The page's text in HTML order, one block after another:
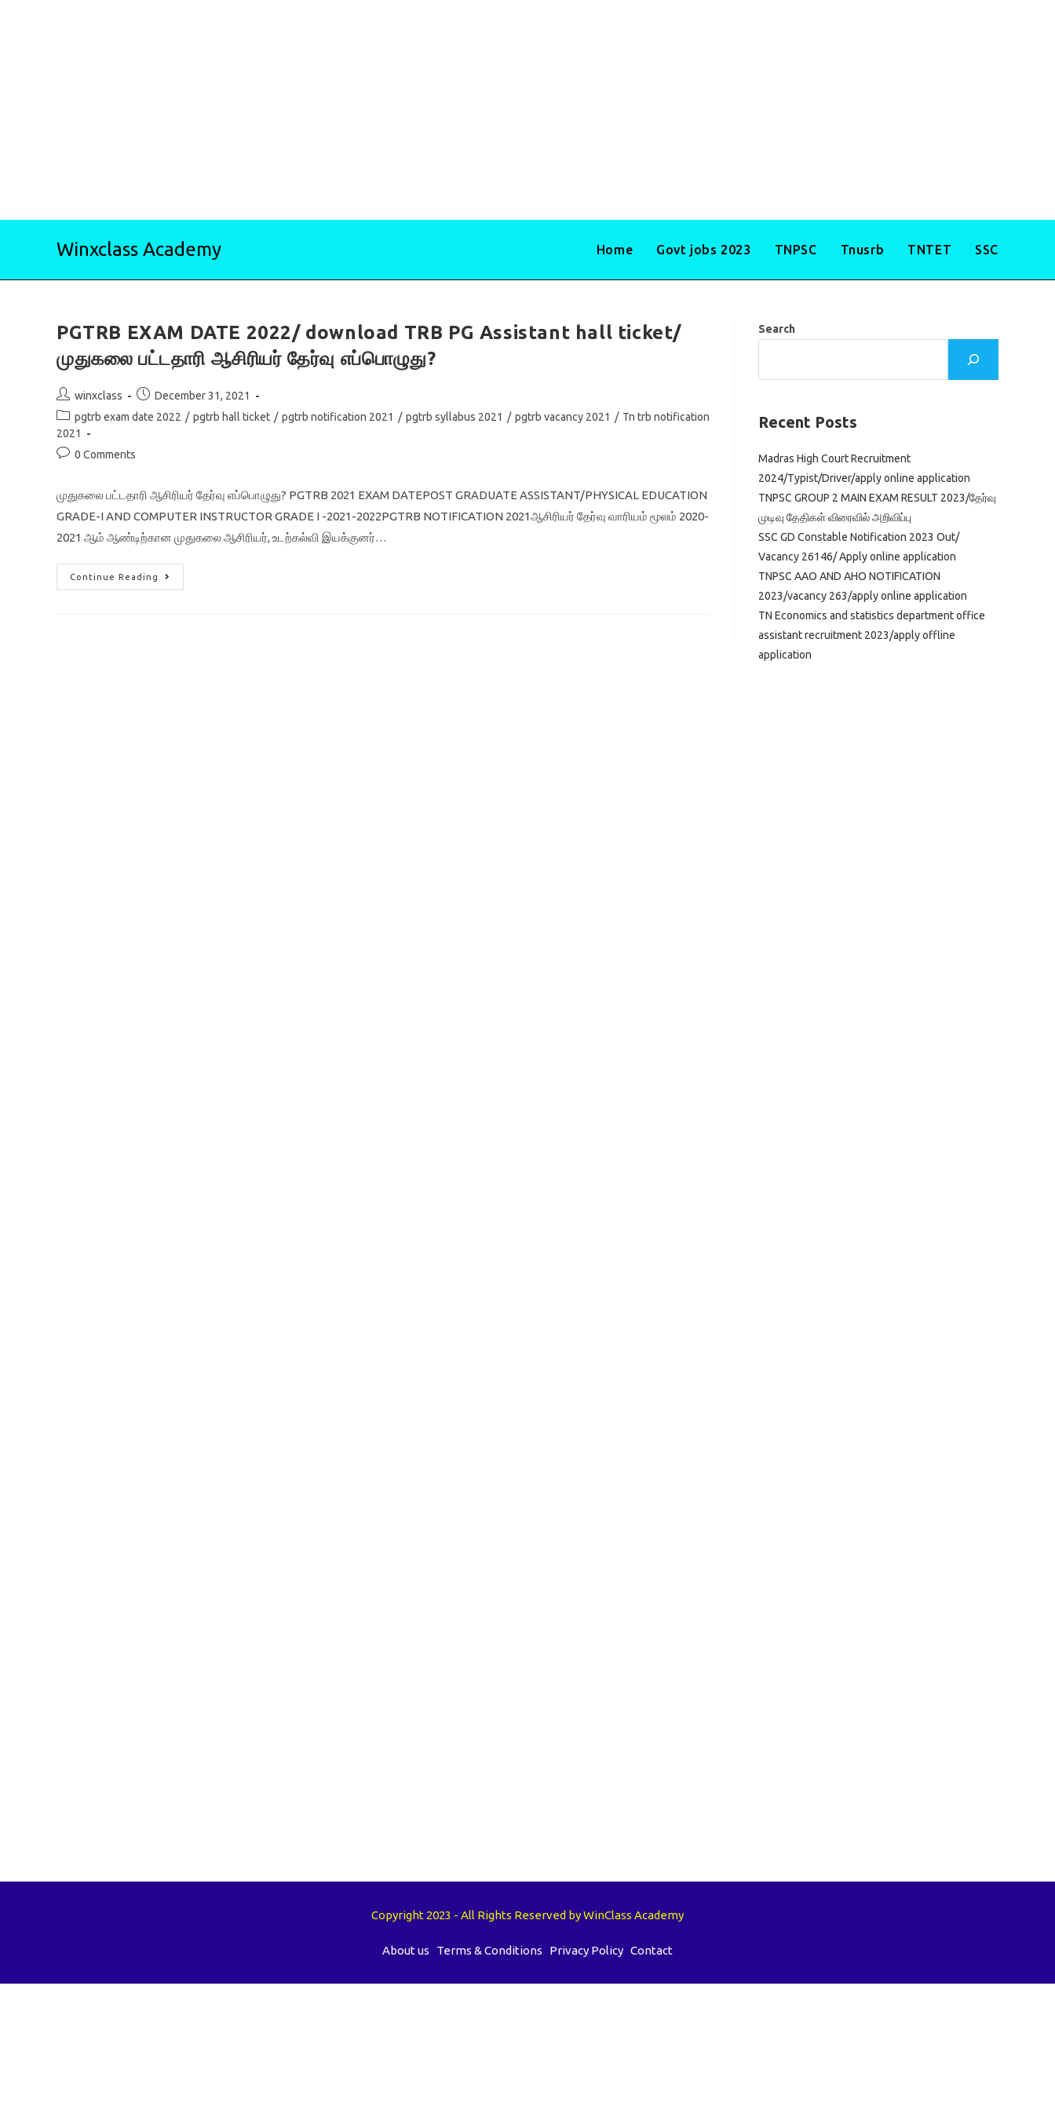
Winxclass Academy Home Govt jobs 2023 TNPSC Tnusrb TNTET SSC
PGTRB EXAM DATE 2022/ download TRB PG Assistant hall ticket/
முதுகலை பட்டதாரி ஆசிரியர் தேர்வு எப்பொழுது?
Post
author:
winxclass
Post
published:
December 31, 2021
Post
category:
pgtrb exam date 2022 / pgtrb hall ticket / pgtrb notification 2021 / pgtrb syllabus 2021 / pgtrb vacancy 2021 / Tn trb notification
2021
Post0 Comments
முதுகலை பட்டதாரி ஆசிரியர் தேர்வு எப்பொழுது? PGTRB 2021 EXAM DATEPOST GRADUATE ASSISTANT/PHYSICAL EDUCATION
GRADE-I AND COMPUTER INSTRUCTOR GRADE I -2021-2022PGTRB NOTIFICATION 2021ஆசிரியர் தேர்வு வாரியம் மூலம் 2020-
2021 ஆம் ஆண்டிற்கான முதுகலை ஆசிரியர், உடற்கல்வி இயக்குனர்…
Continue Reading
PGTRB
EXAM
Search
Recent Posts
Madras High Court Recruitment
2024/Typist/Driver/apply online application
TNPSC GROUP 2 MAIN EXAM RESULT 2023/தேர்வு
முடிவு தேதிகள் விரைவில் அறிவிப்பு
SSC GD Constable Notification 2023 Out/
Vacancy 26146/ Apply online application
TNPSC AAO AND AHO NOTIFICATION
2023/vacancy 263/apply online application
TN Economics and statistics department office
assistant recruitment 2023/apply offline
application
Copyright 2023 - All Rights Reserved by WinClass Academy
About us Terms & Conditions Privacy Policy Contact